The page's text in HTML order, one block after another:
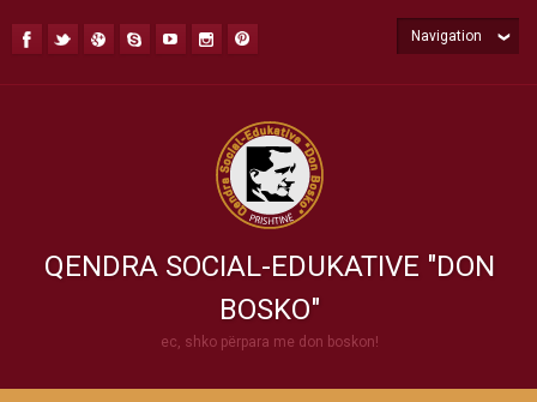
QENDRA SOCIAL-EDUKATIVE "DON
BOSKO"
ec, shko përpara me don boskon!
Navigation